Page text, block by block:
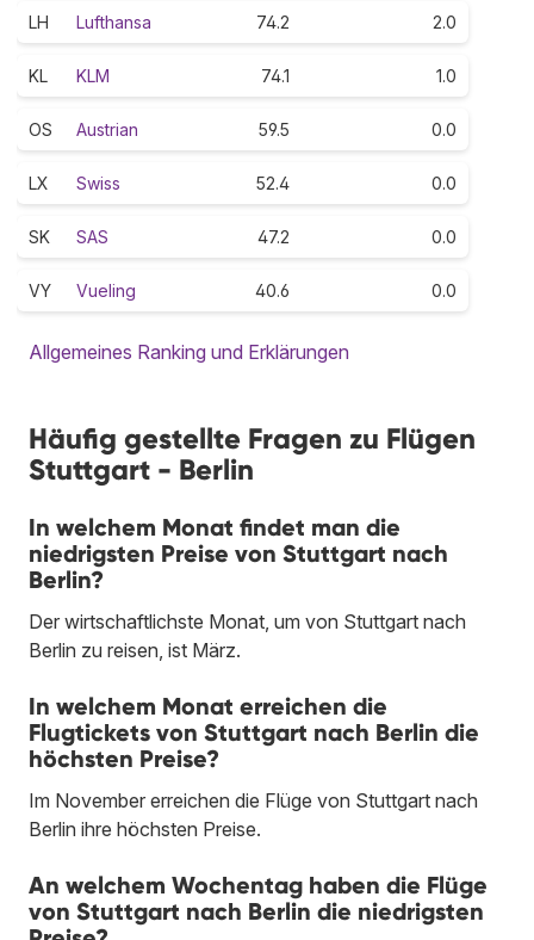
LH Lufthansa 74.2 2.0
KL KLM 74.1 1.0
OS Austrian 59.5 0.0
LX Swiss 52.4 0.0
SK SAS 47.2 0.0
VY Vueling 40.6 0.0
Allgemeines Ranking und Erklärungen
Häufig gestellte Fragen zu Flügen
Stuttgart - Berlin
In welchem Monat findet man die
niedrigsten Preise von Stuttgart nach
Berlin?
Der wirtschaftlichste Monat, um von Stuttgart nach
Berlin zu reisen, ist März.
In welchem Monat erreichen die
Flugtickets von Stuttgart nach Berlin die
höchsten Preise?
Im November erreichen die Flüge von Stuttgart nach
Berlin ihre höchsten Preise.
An welchem Wochentag haben die Flüge
von Stuttgart nach Berlin die niedrigsten